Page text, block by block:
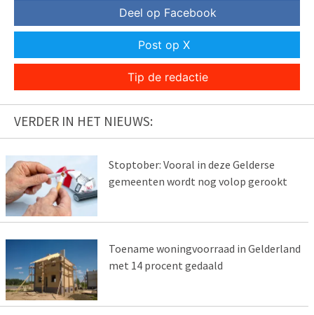
Deel op Facebook
Post op X
Tip de redactie
VERDER IN HET NIEUWS:
Stoptober: Vooral in deze Gelderse
gemeenten wordt nog volop gerookt
Toename woningvoorraad in Gelderland
met 14 procent gedaald